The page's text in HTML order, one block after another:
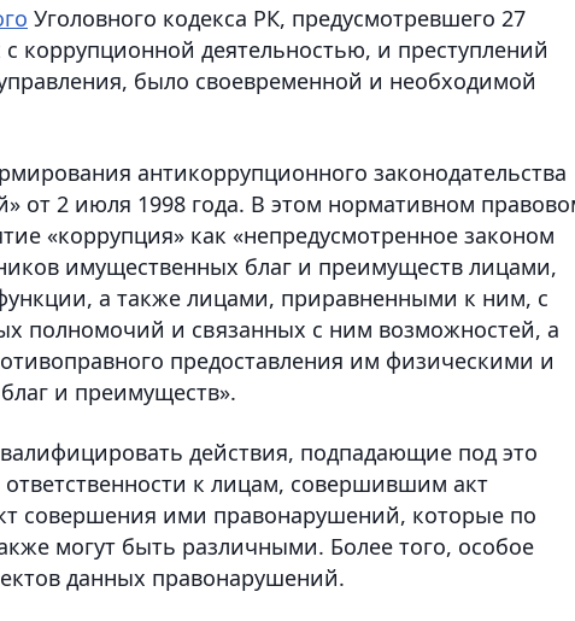
Уголовного кодекса РК, предусмотревшего 27
коррупционной деятельностью, и преступлений
было своевременной и необходимой
антикоррупционного законодательства
от 2 июля 1998 года. В этом нормативном
«коррупция» как «непредусмотренное законом
имущественных благ и преимуществ лицами,
а также лицами, приравненными к ним, с
полномочий и связанных с ним возможностей, а
предоставления им физическими и
и преимуществ».
действия, подпадающие под это
к лицам, совершившим акт
совершения ими правонарушений, которые по
могут быть различными. Более того, особое
данных правонарушений.